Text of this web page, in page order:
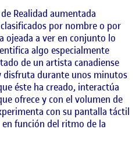
Realidad aumentada
por nombre o por
ojeada a ver en conjunto lo
algo especialmente
de un artista canadiense
disfruta durante unos minutos
éste ha creado, interactúa
ofrece y con el volumen de
con su pantalla táctil
función del ritmo de la